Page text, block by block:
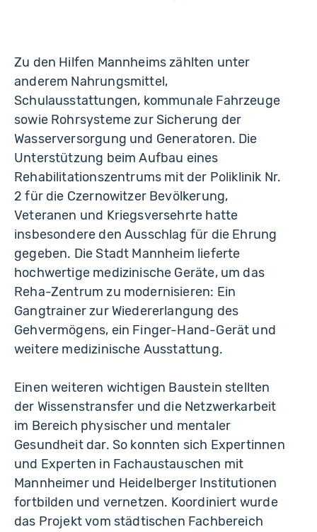
Zu den Hilfen Mannheims zählten unter
anderem Nahrungsmittel,
Schulausstattungen, kommunale Fahrzeuge
sowie Rohrsysteme zur Sicherung der
Wasserversorgung und Generatoren. Die
Unterstützung beim Aufbau eines
Rehabilitationszentrums mit der Poliklinik Nr.
2 für die Czernowitzer Bevölkerung,
Veteranen und Kriegsversehrte hatte
insbesondere den Ausschlag für die Ehrung
gegeben. Die Stadt Mannheim lieferte
hochwertige medizinische Geräte, um das
Reha-Zentrum zu modernisieren: Ein
Gangtrainer zur Wiedererlangung des
Gehvermögens, ein Finger-Hand-Gerät und
weitere medizinische Ausstattung.
Einen weiteren wichtigen Baustein stellten
der Wissenstransfer und die Netzwerkarbeit
im Bereich physischer und mentaler
Gesundheit dar. So konnten sich Expertinnen
und Experten in Fachaustauschen mit
Mannheimer und Heidelberger Institutionen
fortbilden und vernetzen. Koordiniert wurde
das Projekt vom städtischen Fachbereich